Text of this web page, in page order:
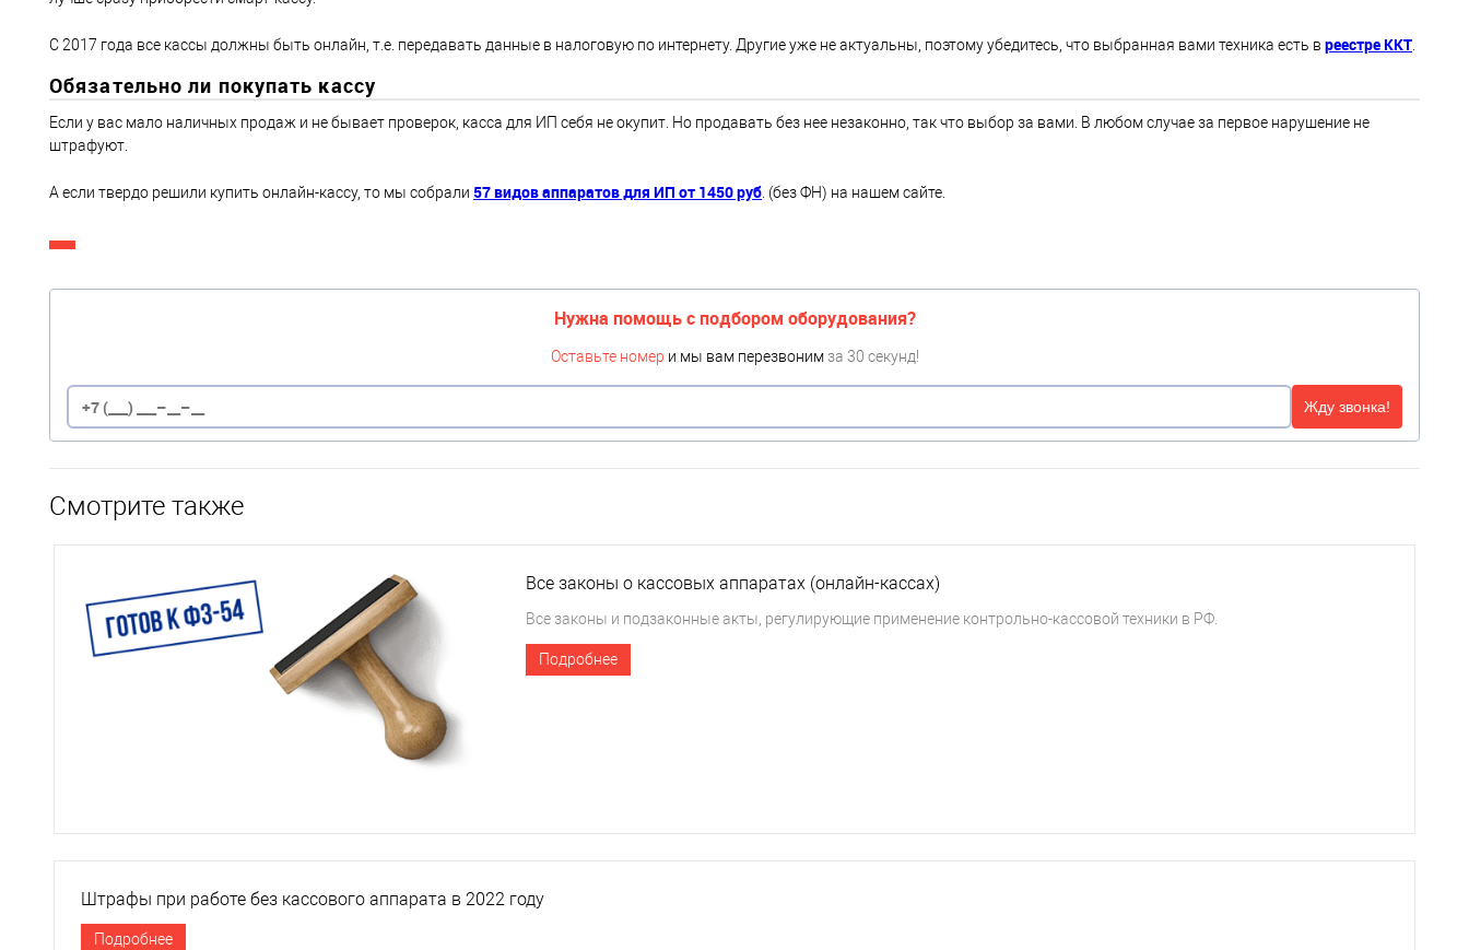
С 2017 года все кассы должны быть онлайн, т.е. передавать данные в налоговую по интернету. Другие уже не актуальны, поэтому убедитесь, что выбранная вами техника есть в реестре ККТ.
Обязательно ли покупать кассу
Если у вас мало наличных продаж и не бывает проверок, касса для ИП себя не окупит. Но продавать без нее незаконно, так что выбор за вами. В любом случае за первое нарушение не
штрафуют.
А если твердо решили купить онлайн-кассу, то мы собрали 57 видов аппаратов для ИП от 1450 руб. (без ФН) на нашем сайте.
Нужна помощь с подбором оборудования?
Оставьте номер и мы вам перезвоним за 30 секунд!
Жду звонка!
Смотрите также
Все законы о кассовых аппаратах (онлайн-кассах)
Все законы и подзаконные акты, регулирующие применение контрольно-кассовой техники в РФ.
Подробнее
Штрафы при работе без кассового аппарата в 2022 году
Подробнее